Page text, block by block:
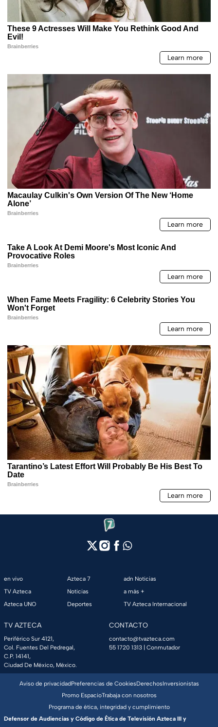
en vivo
TV Azteca
Azteca UNO
Azteca 7
Noticias
Deportes
adn Noticias
a más +
TV Azteca Internacional
TV AZTECA
Periférico Sur 4121,
Col. Fuentes Del Pedregal,
C.P. 14141,
Ciudad De México, México.
CONTACTO
contacto@tvazteca.com
55 1720 1313 | Conmutador
Aviso de privacidadPreferencias de CookiesDerechosInversionistas
Promo EspacioTrabaja con nosotros
Programa de ética, integridad y cumplimiento
Defensor de Audiencias y Código de Ética de Televisión Azteca III y